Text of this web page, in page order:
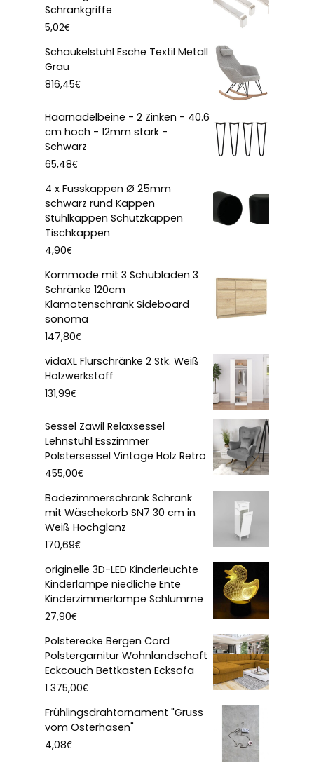
Schrankgriffe
5,02€
Schaukelstuhl Esche Textil Metall
Grau
816,45€
Haarnadelbeine - 2 Zinken - 40.6
cm hoch - 12mm stark -
Schwarz
65,48€
4 x Fusskappen Ø 25mm
schwarz rund Kappen
Stuhlkappen Schutzkappen
Tischkappen
4,90€
Kommode mit 3 Schubladen 3
Schränke 120cm
Klamotenschrank Sideboard
sonoma
147,80€
vidaXL Flurschränke 2 Stk. Weiß
Holzwerkstoff
131,99€
Sessel Zawil Relaxsessel
Lehnstuhl Esszimmer
Polstersessel Vintage Holz Retro
455,00€
Badezimmerschrank Schrank
mit Wäschekorb SN7 30 cm in
Weiß Hochglanz
170,69€
originelle 3D-LED Kinderleuchte
Kinderlampe niedliche Ente
Kinderzimmerlampe Schlumme
27,90€
Polsterecke Bergen Cord
Polstergarnitur Wohnlandschaft
Eckcouch Bettkasten Ecksofa
1 375,00€
Frühlingsdrahtornament "Gruss
vom Osterhasen"
4,08€